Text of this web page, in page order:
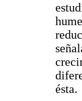
ésta.